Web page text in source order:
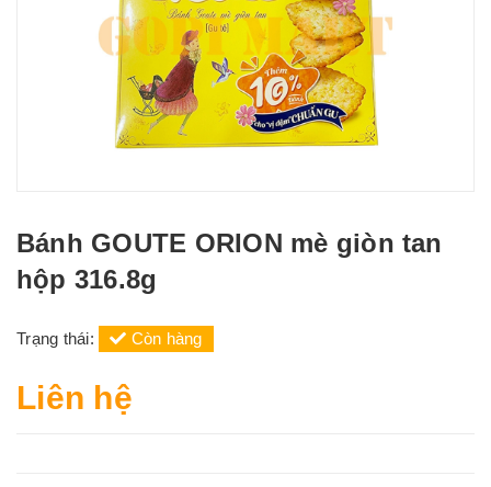
Bánh GOUTE ORION mè giòn tan
hộp 316.8g
Trạng thái: Còn hàng
Liên hệ